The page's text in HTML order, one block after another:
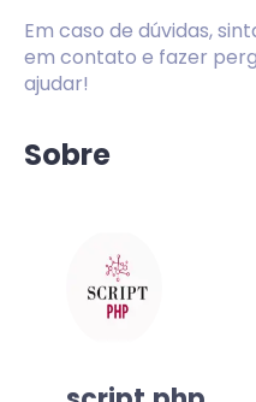
Em caso de dúvidas,
em contato e fazer
ajudar!
Sobre